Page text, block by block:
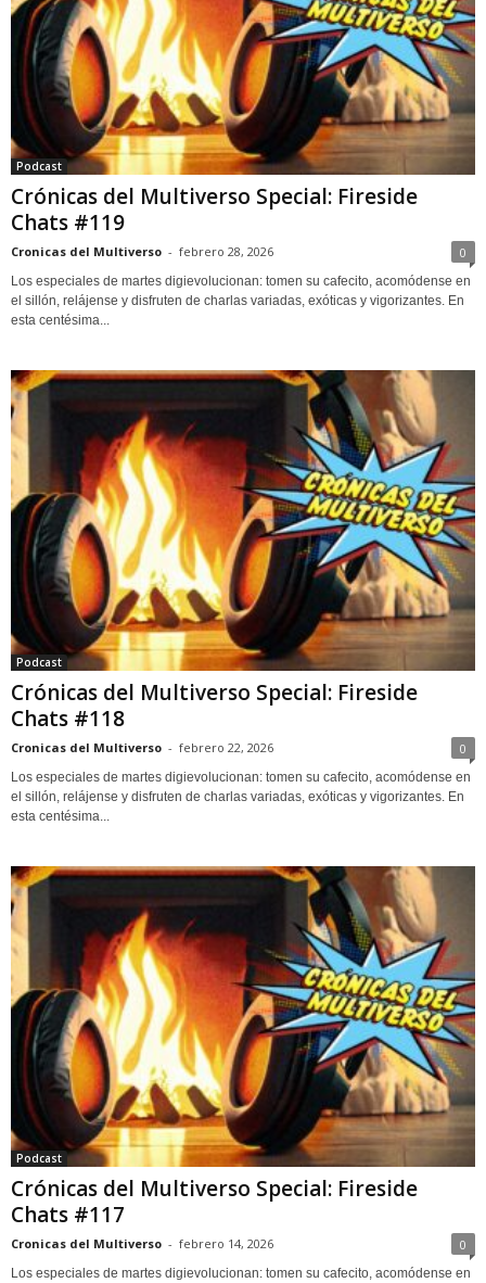
Podcast
Crónicas del Multiverso Special: Fireside
Chats #119
Cronicas del Multiverso - febrero 28, 2026 0
Los especiales de martes digievolucionan: tomen su cafecito, acomódense en
el sillón, relájense y disfruten de charlas variadas, exóticas y vigorizantes. En
esta centésima...
Podcast
Crónicas del Multiverso Special: Fireside
Chats #118
Cronicas del Multiverso - febrero 22, 2026 0
Los especiales de martes digievolucionan: tomen su cafecito, acomódense en
el sillón, relájense y disfruten de charlas variadas, exóticas y vigorizantes. En
esta centésima...
Podcast
Crónicas del Multiverso Special: Fireside
Chats #117
Cronicas del Multiverso - febrero 14, 2026 0
Los especiales de martes digievolucionan: tomen su cafecito, acomódense en